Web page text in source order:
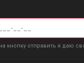
кнопку отправить я даю